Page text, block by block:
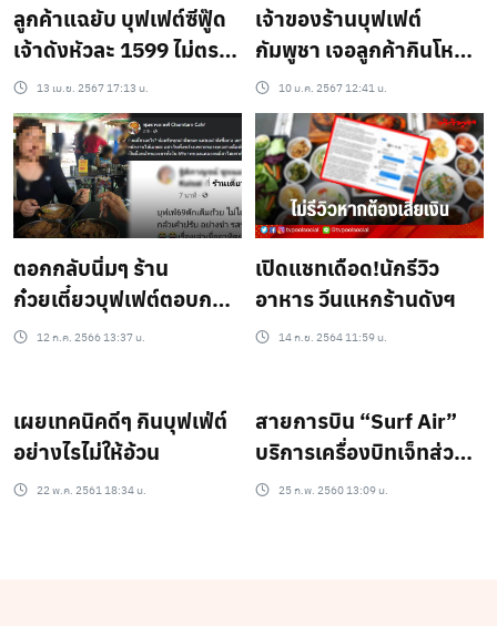
ลูกค้าแฉยับ บุฟเฟต์ซีฟู๊ด
เจ้าดังหัวละ 1599 ไม่ตรง
ปกจกตา อาหารเหมือน
โดนฟรีส
13 เม.ย. 2567 17:13 น.
เจ้าของร้านบุฟเฟต์
กัมพูชา เจอลูกค้ากินโหด
ลั่น!! มาบ่อยๆร้านมีเจ๊ง
10 ม.ค. 2567 12:41 น.
ตอกกลับนิ่มๆ ร้าน
ก๋วยเตี๋ยวบุฟเฟต์ตอบกลับ
หลังลูกค้าโพสต์ กินไม่
12 ก.ค. 2566 13:37 น.
เปิดแชทเดือด!นักรีวิว
อาหาร วีนแหกร้านดังฯ
14 ก.ย. 2564 11:59 น.
เผยเทคนิคดีๆ กินบุฟเฟ่ต์
อย่างไรไม่ให้อ้วน
22 พ.ค. 2561 18:34 น.
สายการบิน “Surf Air”
บริการเครื่องบิทเจ็ทส่วน
ตัวแบบบุฟเฟ่ต์ “จ่ายเดือน
25 ก.พ. 2560 13:09 น.